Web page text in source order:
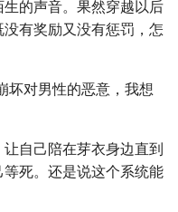
的声音。果然穿越以后
有奖励又没有惩罚，怎
坏对男性的恶意，我想
自己陪在芽衣身边直到
死。还是说这个系统能